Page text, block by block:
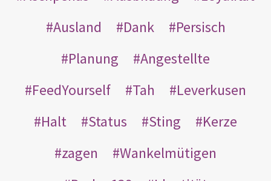
Ausland
Dank
Persisch
Planung
Angestellte
FeedYourself
Tah
Leverkusen
Halt
Status Sting
Kerze
zagen
Wankelmütigen